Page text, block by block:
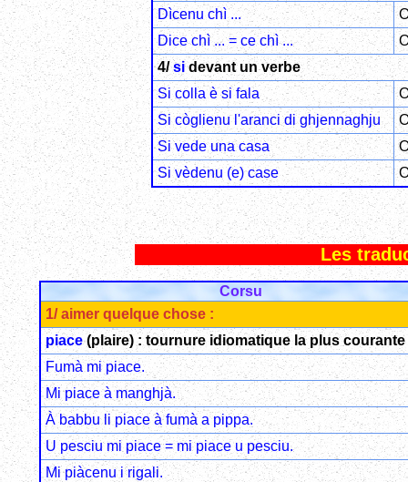
Dìcenu chì ...
Dice chì ... = ce chì ...
4/sidevant un verbe
Si colla è si fala
Si còglienu l'aranci di ghjennaghju
Si vede una casa
Si vèdenu (e) case
Les
Corsu
1/ aimer quelque chose :
piace(plaire) : tournure idiomatique la plus courante
Fumà mi piace.
Mi piace à manghjà.
À babbu li piace à fumà a pippa.
U pesciu mi piace = mi piace u pesciu.
Mi piàcenu i rigali.